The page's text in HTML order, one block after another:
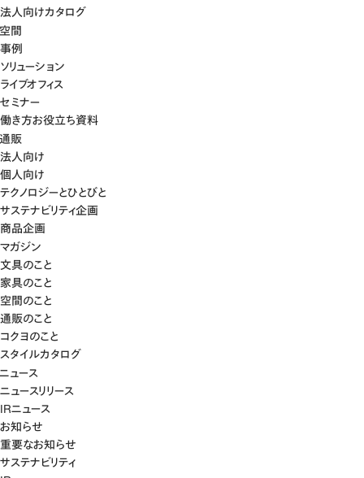
法人向けカタログ
空間
事例
ソリューション
ライブオフィス
セミナー
働き方お役立ち資料
通販
法人向け
個人向け
テクノロジーとひとびと
サステナビリティ企画
商品企画
マガジン
文具のこと
家具のこと
空間のこと
通販のこと
コクヨのこと
スタイルカタログ
ニュース
ニュースリリース
IRニュース
お知らせ
重要なお知らせ
サステナビリティ